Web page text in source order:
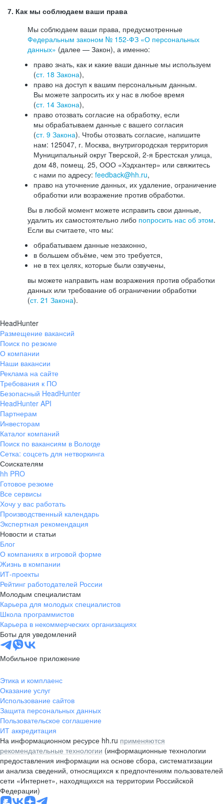
7. Как мы соблюдаем ваши права
Мы соблюдаем ваши права, предусмотренные
Федеральным законом № 152-ФЗ «О персональных
данных» (далее — Закон), а именно:
право знать, как и какие ваши данные мы используем
(ст. 18 Закона),
право на доступ к вашим персональным данным.
Вы можете запросить их у нас в любое время
(ст. 14 Закона),
право отозвать согласие на обработку, если
мы обрабатываем данные с вашего согласия
(ст. 9 Закона). Чтобы отозвать согласие, напишите
нам: 125047, г. Москва, внутригородская территория
Муниципальный округ Тверской, 2-я Брестская улица,
дом 48, помещ. 25, ООО «Хэдхантер» или свяжитесь
с нами по адресу: feedback@hh.ru,
право на уточнение данных, их удаление, ограничение
обработки или возражение против обработки.
Вы в любой момент можете исправить свои данные,
удалить их самостоятельно либо попросить нас об этом.
Если вы считаете, что мы:
обрабатываем данные незаконно,
в большем объёме, чем это требуется,
не в тех целях, которые были озвучены,
вы можете направить нам возражения против обработки
данных или требование об ограничении обработки
(ст. 21 Закона).
HeadHunter
Размещение вакансий
Поиск по резюме
О компании
Наши вакансии
Реклама на сайте
Требования к ПО
Безопасный HeadHunter
HeadHunter API
Партнерам
Инвесторам
Каталог компаний
Поиск по вакансиям в Вологде
Сетка: соцсеть для нетворкинга
Соискателям
hh PRO
Готовое резюме
Все сервисы
Хочу у вас работать
Производственный календарь
Экспертная рекомендация
Новости и статьи
Блог
О компаниях в игровой форме
Жизнь в компании
ИТ-проекты
Рейтинг работодателей России
Молодым специалистам
Карьера для молодых специалистов
Школа программистов
Карьера в некоммерческих организациях
Боты для уведомлений
Мобильное приложение
Этика и комплаенс
Оказание услуг
Использование сайтов
Защита персональных данных
Пользовательское соглашение
ИТ аккредитация
На информационном ресурсе hh.ru применяются
рекомендательные технологии (информационные технологии
предоставления информации на основе сбора, систематизации
и анализа сведений, относящихся к предпочтениям пользователей
сети «Интернет», находящихся на территории Российской
Федерации)